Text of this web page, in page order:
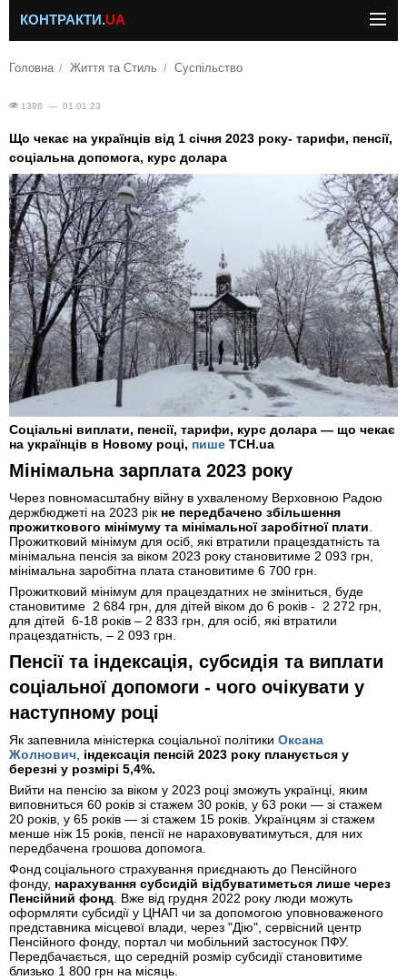
КОНТРАКТИ.UA
Головна Життя та Стиль Суспільство
1386 — 01.01.23
Що чекає на українців від 1 січня 2023 року- тарифи, пенсії,
соціальна допомога, курс долара
Соціальні виплати, пенсії, тарифи, курс долара — що чекає
на українців в Новому році, пише ТСН.ua
Мінімальна зарплата 2023 року
Через повномасштабну війну в ухваленому Верховною Радою
держбюджеті на 2023 рік не передбачено збільшення
прожиткового мінімуму та мінімальної заробітної плати.
Прожитковий мінімум для осіб, які втратили працездатність та
мінімальна пенсія за віком 2023 року становитиме 2 093 грн,
мінімальна заробітна плата становитиме 6 700 грн.
Прожитковий мінімум для працездатних не зміниться, буде
становитиме 2 684 грн, для дітей віком до 6 років - 2 272 грн,
для дітей 6-18 років – 2 833 грн, для осіб, які втратили
працездатність, – 2 093 грн.
Пенсії та індексація, субсидія та виплати
соціальної допомоги - чого очікувати у
наступному році
Як запевнила міністерка соціальної політики Оксана
Жолнович, індексація пенсій 2023 року планується у
березні у розмірі 5,4%.
Вийти на пенсію за віком у 2023 році зможуть українці, яким
виповниться 60 років зі стажем 30 років, у 63 роки — зі стажем
20 років, у 65 років — зі стажем 15 років. Українцям зі стажем
менше ніж 15 років, пенсії не нараховуватимуться, для них
передбачена грошова допомога.
Фонд соціального страхування приєднають до Пенсійного
фонду, нарахування субсидій відбуватиметься лише через
Пенсійний фонд. Вже від грудня 2022 року люди можуть
оформляти субсидії у ЦНАП чи за допомогою уповноваженого
представника місцевої влади, через "Дію", сервісний центр
Пенсійного фонду, портал чи мобільний застосунок ПФУ.
Передбачається, що середній розмір субсидії становитиме
близько 1 800 грн на місяць.